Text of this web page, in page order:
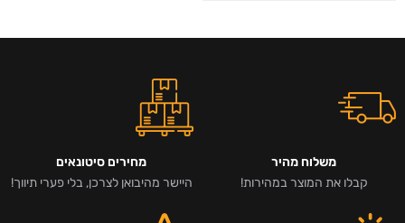
משלוח מהיר
קבלו את המוצר במהירות!
מחירים סיטונאים
היישר מהיבואן לצרכן, בלי פערי תיווך!